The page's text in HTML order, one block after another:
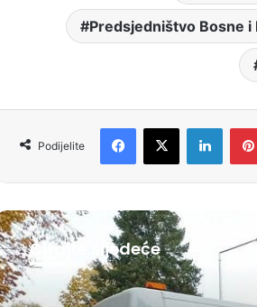
Predsjedništvo Bosne i
Podijelite
Čitajte sljedeće